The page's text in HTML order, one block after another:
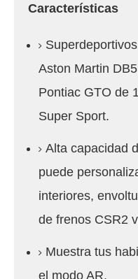
Características
Aston Martin
Pontiac GTO de
Super Sport.
Alta capacidad
puede
interiores,
de frenos CSR2
Muestra tus
el modo AR.